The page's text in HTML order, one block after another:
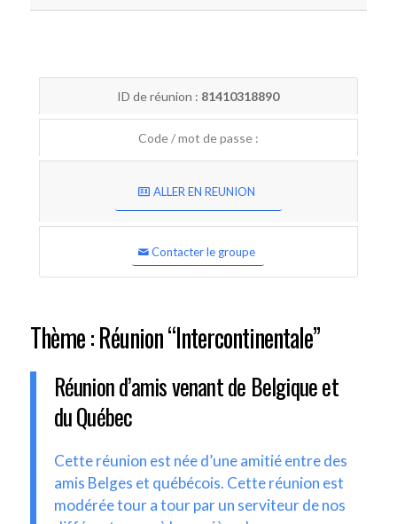
ID de réunion : 81410318890
Code / mot de passe :
ALLER EN REUNION
Contacter le groupe
Thème : Réunion “Intercontinentale”
Réunion d’amis venant de Belgique et
du Québec
Cette réunion est née d’une amitié entre des
amis Belges et québécois. Cette réunion est
modérée tour a tour par un serviteur de nos